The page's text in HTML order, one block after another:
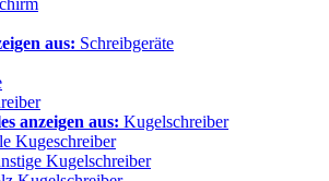
aus: Schreibgeräte
anzeigen aus: Kugelschreiber
Kugeschreiber
Kugelschreiber